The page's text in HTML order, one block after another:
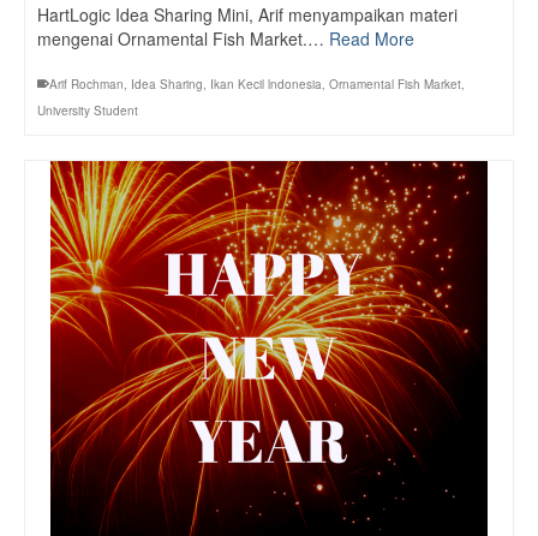
HartLogic Idea Sharing Mini, Arif menyampaikan materi
mengenai Ornamental Fish Market.… Read More
Arif Rochman Idea Sharing Ikan Kecil lndonesia Ornamental Fish Market
University Student